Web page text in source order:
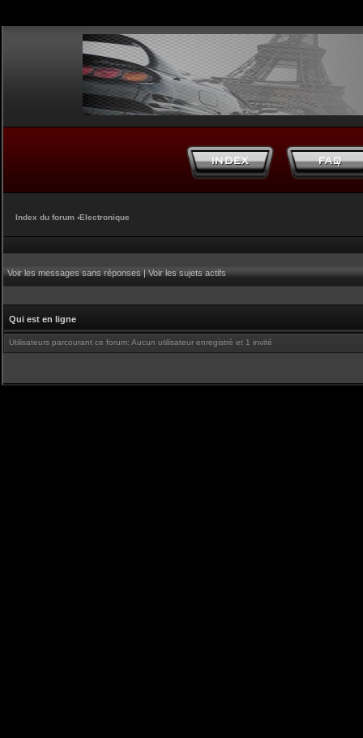
Index du forum ‹Electronique
Voir les messages sans réponses|Voir les sujets actifs
Qui est en ligne
Utilisateurs parcourant ce forum: Aucun utilisateur enregistré et 1 invité